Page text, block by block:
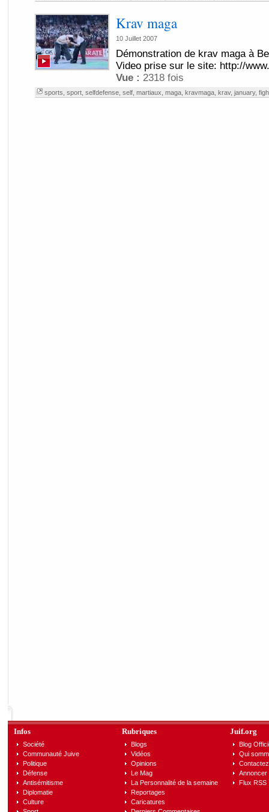
Krav maga
10 Juillet 2007
Démonstration de krav maga à
Video prise sur le site: http://
Vue : 2318 fois
sports sport, selfdefense, self, martiaux maga, kravmaga, krav, january,
Infos
Société
Communauté Juive
Politique
Défense
Antisémitisme
Diplomatie
Culture
Rubriques
Blogs
Vidéos
Opinions
Le Mag
La Personnalité de la semaine
Reportages
Caricatures
Juif.org
Blog
Qui
Annoncer
Flux RSS